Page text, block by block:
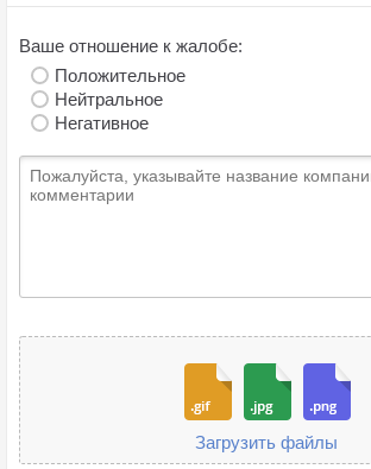
Ваше отношение к жалобе:
Положительное
Нейтральное
Негативное
Загрузить файлы